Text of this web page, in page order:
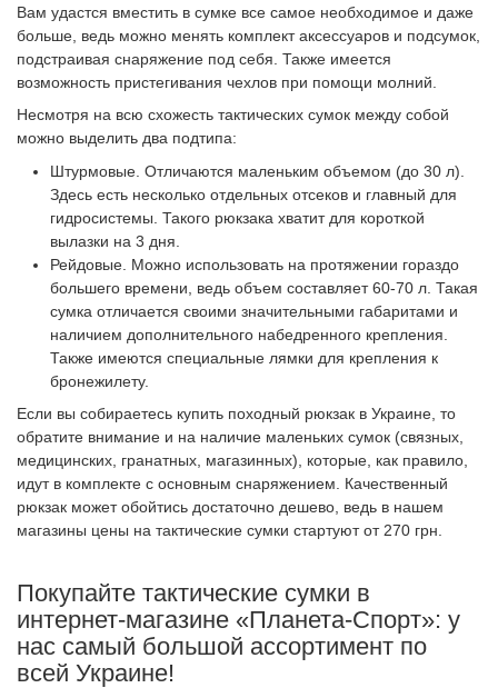
Вам удастся вместить в сумке все самое необходимое и даже
больше, ведь можно менять комплект аксессуаров и подсумок,
подстраивая снаряжение под себя. Также имеется
возможность пристегивания чехлов при помощи молний.
Несмотря на всю схожесть тактических сумок между собой
можно выделить два подтипа:
Штурмовые. Отличаются маленьким объемом (до 30 л).
Здесь есть несколько отдельных отсеков и главный для
гидросистемы. Такого рюкзака хватит для короткой
вылазки на 3 дня.
Рейдовые. Можно использовать на протяжении гораздо
большего времени, ведь объем составляет 60-70 л. Такая
сумка отличается своими значительными габаритами и
наличием дополнительного набедренного крепления.
Также имеются специальные лямки для крепления к
бронежилету.
Если вы собираетесь купить походный рюкзак в Украине, то
обратите внимание и на наличие маленьких сумок (связных,
медицинских, гранатных, магазинных), которые, как правило,
идут в комплекте с основным снаряжением. Качественный
рюкзак может обойтись достаточно дешево, ведь в нашем
магазины цены на тактические сумки стартуют от 270 грн.
Покупайте тактические сумки в
интернет-магазине «Планета-Спорт»: у
нас самый большой ассортимент по
всей Украине!